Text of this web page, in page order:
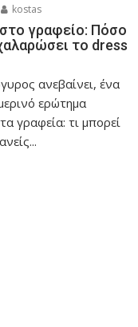
kostas
γραφείο: Πόσο
το dress
ανεβαίνει, ένα
ερώτημα
γραφεία: τι μπορεί